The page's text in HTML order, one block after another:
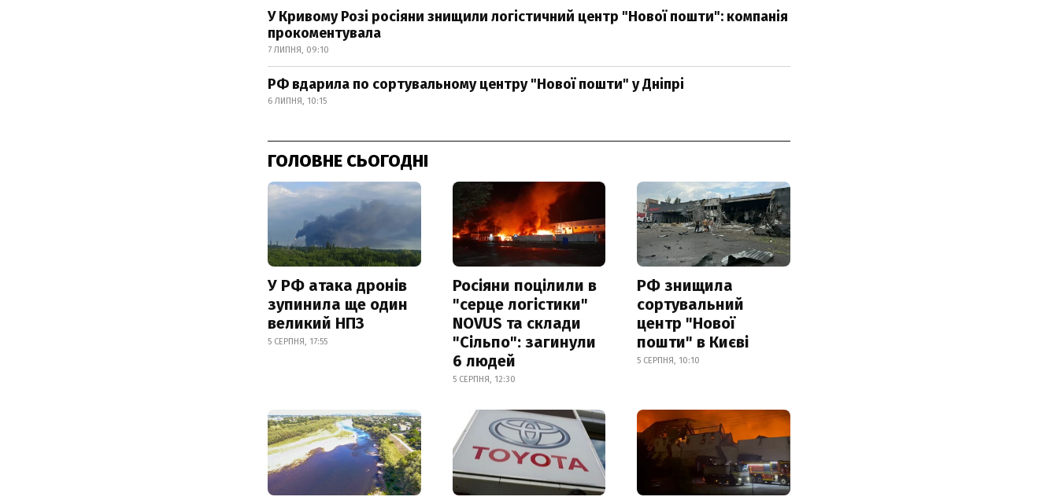
У Кривому Розі росіяни знищили логістичний центр "Нової пошти": компанія
прокоментувала
7 ЛИПНЯ, 09:10
РФ вдарила по сортувальному центру "Нової пошти" у Дніпрі
6 ЛИПНЯ, 10:15
ГОЛОВНЕ СЬОГОДНІ
У РФ атака дронів
зупинила ще один
великий НПЗ
5 СЕРПНЯ, 17:55
Росіяни поцілили в
"серце логістики"
NOVUS та склади
"Сільпо": загинули
6 людей
5 СЕРПНЯ, 12:30
РФ знищила
сортувальний
центр "Нової
пошти" в Києві
5 СЕРПНЯ, 10:10